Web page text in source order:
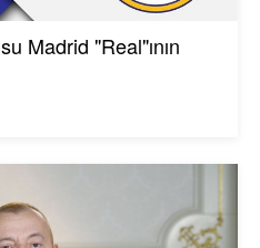
Madrid "Real"ının